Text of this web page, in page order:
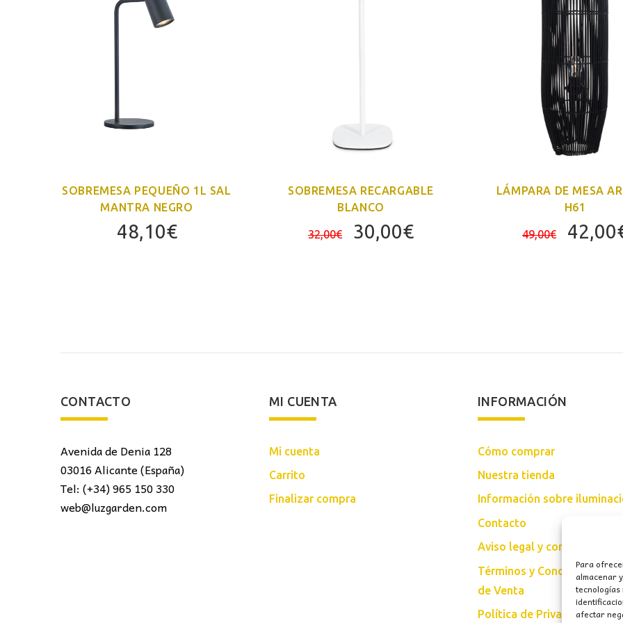
Para
almacenar
afectar
SOBREMESA PEQUEÑO 1L SAL
MANTRA NEGRO
48,10€
SOBREMESA RECARGABLE
BLANCO
32,00€
El
30,00€El
LÁMPARA DE MESA
H61
49,00€
El
42,00
CONTACTO
Avenida de Denia 128
03016 Alicante (España)
Tel: (+34) 965 150 330
web@luzgarden.com
MI CUENTA
Mi cuenta
Carrito
Finalizar compra
INFORMACIÓN
Cómo comprar
Nuestra tienda
Información sobre
Contacto
Aviso legal y condiciones de
Términos y Condiciones
de Venta
Política de Privacidad